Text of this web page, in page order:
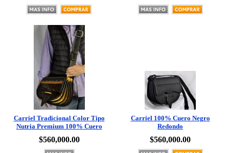
Carriel Tradicional Color Tipo
Nutria Premium 100% Cuero
$560,000.00
Carriel 100% Cuero Negro
Redondo
$560,000.00